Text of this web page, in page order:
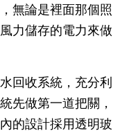
無論是裡面那個照
力儲存的電力來做
回收系統，充分利
先做第一道把關，
的設計採用透明玻